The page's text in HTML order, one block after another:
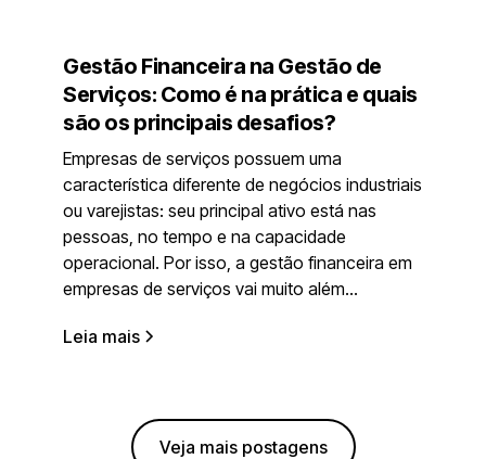
Gestão Financeira na Gestão de
Serviços: Como é na prática e quais
são os principais desafios?
Empresas de serviços possuem uma
característica diferente de negócios industriais
ou varejistas: seu principal ativo está nas
pessoas, no tempo e na capacidade
operacional. Por isso, a gestão financeira em
empresas de serviços vai muito além...
Leia mais
Veja mais postagens